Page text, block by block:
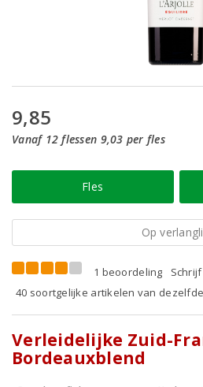
9,85
Vanaf 12 flessen 9,03 per fles
Fles
Op
1 beoordeling
40 soortgelijke artikelen van
Verleidelijke Zuid-
Bordeauxblend